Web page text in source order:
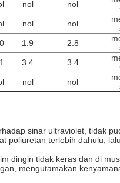
nol nol
nol nol
1.9 2.8
3.4 3.4
nol nol
sinar ultraviolet, tidak
poliuretan terlebih dahulu,
dingin tidak keras dan di
mengutamakan